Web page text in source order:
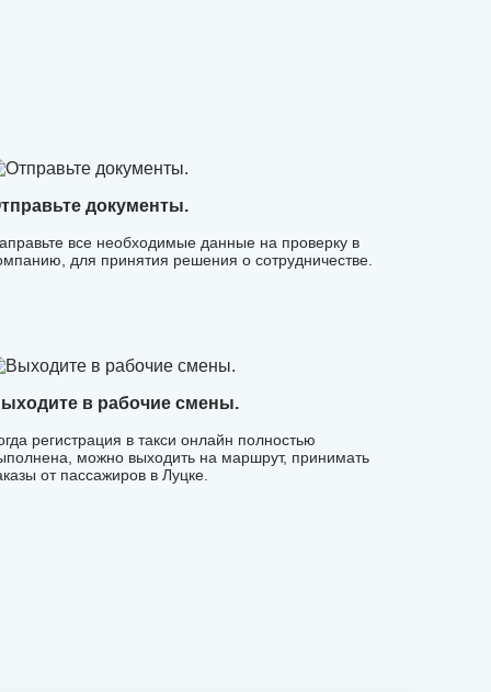
документы.
все необходимые данные на проверку в
для принятия решения о сотрудничестве.
в рабочие смены.
регистрация в такси онлайн полностью
можно выходить на маршрут, принимать
от пассажиров в Луцке.